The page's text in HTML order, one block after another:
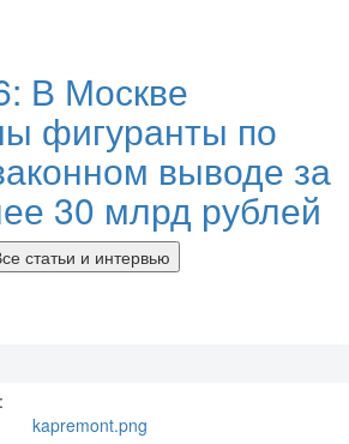
В Москве
фигуранты по
выводе за
30 млрд рублей
статьи и интервью